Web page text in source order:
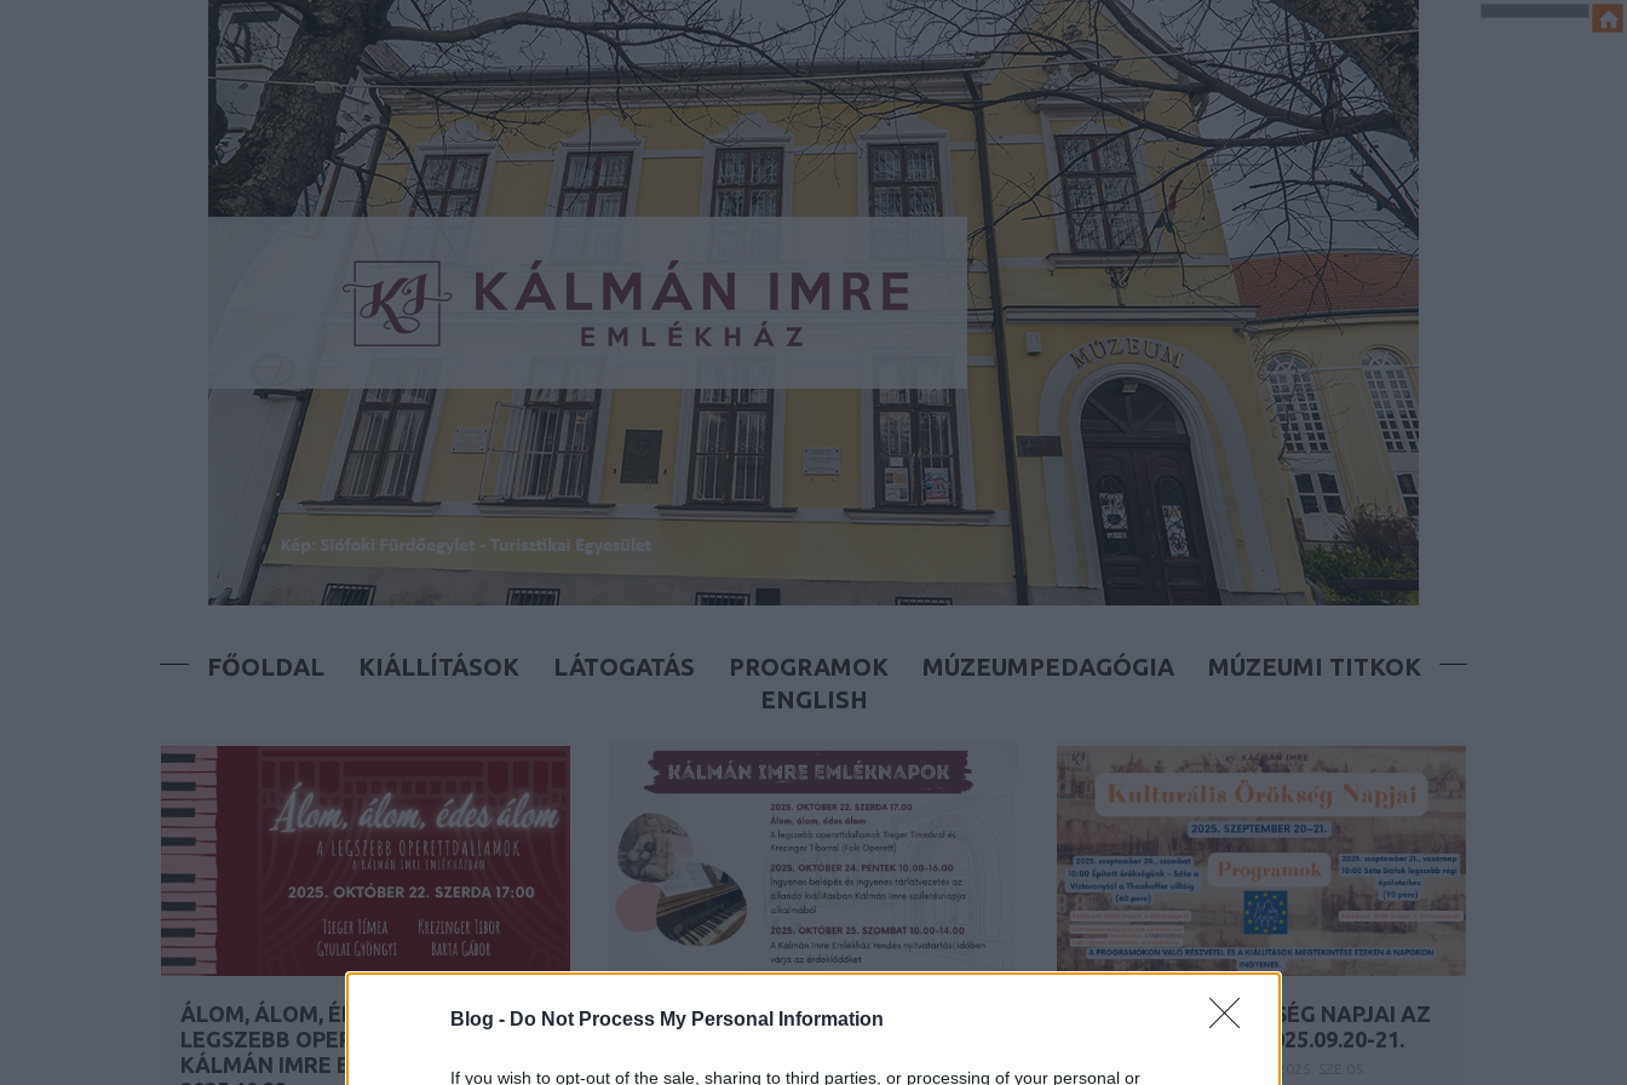
Blog - Do Not Process My Personal Information
If you wish to opt-out of the sale, sharing to third parties, or processing of your personal or
FŐOLDAL KIÁLLÍTÁSOK LÁTOGATÁS PROGRAMOK MÚZEUMPEDAGÓGIA
MÚZEUMI TITKOK
ENGLISH
ÁLOM, ÁLOM, ÉDES ÁLOM: A
LEGSZEBB OPERETTDALLAMOK A
KÁLMÁN IMRE EMLÉKHÁZBAN –
KÁLMÁN IMRE EMLÉKNAPOK –
BY: KÁLMÁN IMRE EMLÉKHÁZ 2025. SZE 19.
KULTURÁLIS ÖRÖKSÉG NAPJAI AZ
EMLÉKHÁZBAN – 2025.09.20-21.
KÁLMÁN IMRE EMLÉKHÁZ